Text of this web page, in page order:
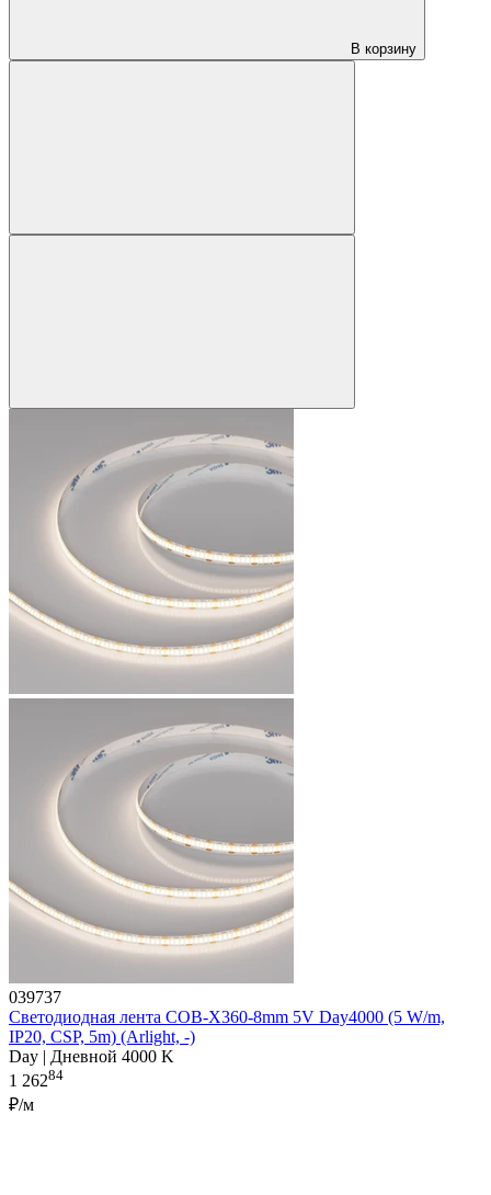
В корзину
039737
Светодиодная лента COB-X360-8mm 5V Day4000 (5 W/m,
IP20, CSP, 5m) (Arlight, -)
Day | Дневной 4000 K
1 26284
₽/м